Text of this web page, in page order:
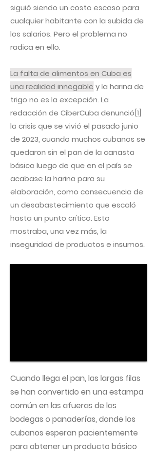
siguió siendo un costo escaso para
cualquier habitante con la subida de
los salarios. Pero el problema no
radica en ello.
La falta de alimentos en Cuba es
una realidad innegable y la harina de
trigo no es la excepción. La
redacción de CiberCuba denunció [1]
la crisis que se vivió el pasado junio
de 2023, cuando muchos cubanos se
quedaron sin el pan de la canasta
básica luego de que en el país se
acabase la harina para su
elaboración, como consecuencia de
un desabastecimiento que escaló
hasta un punto crítico. Esto
mostraba, una vez más, la
inseguridad de productos e insumos.
Cuando llega el pan, las largas filas
se han convertido en una estampa
común en las afueras de las
bodegas o panaderías, donde los
cubanos esperan pacientemente
para obtener un producto básico